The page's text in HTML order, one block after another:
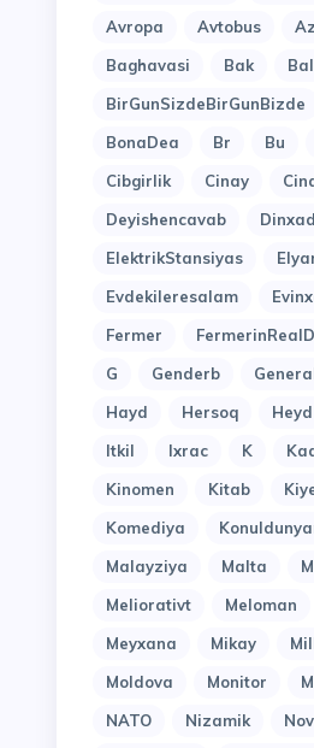
Avropa
Avtobus Az
Baghavasi
Bak
BirGunSizdeBirGunBizde
BonaDea
Br Bu
Cibgirlik
Cinay
Deyishencavab
ElektrikStansiyas
Evdekileresalam
Fermer
G
Genderb
Hayd
Hersoq Heyd
Itkil
Ixrac K
Kinomen
Kitab
Komediya
Malayziya
Malta
Meliorativt
Meloman
Meyxana
Mikay
Moldova
Monitor
NATO
Nizamik